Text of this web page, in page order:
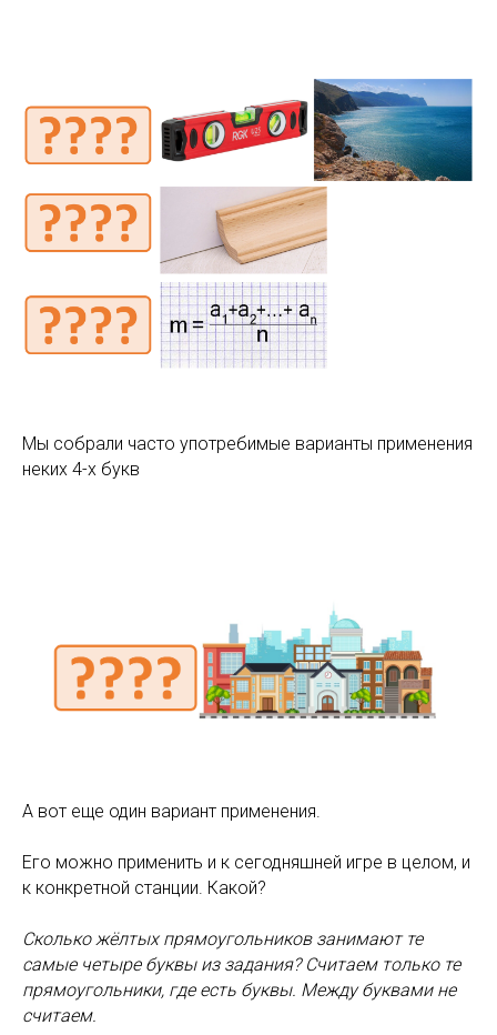
Мы собрали часто употребимые варианты применения
неких 4-х букв
А вот еще один вариант применения.
Его можно применить и к сегодняшней игре в целом, и
к конкретной станции. Какой?
Сколько жёлтых прямоугольников занимают те
самые четыре буквы из задания? Считаем только те
прямоугольники, где есть буквы. Между буквами не
считаем.